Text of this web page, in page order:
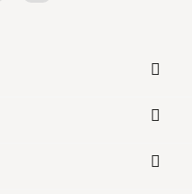


